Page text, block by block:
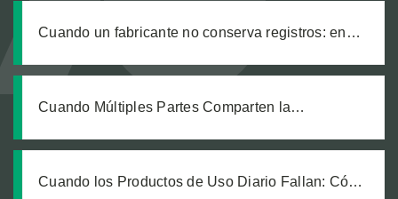
Cuando un fabricante no conserva registros: en
Cuando Múltiples Partes Comparten la
Cuando los Productos de Uso Diario Fallan: Cómo